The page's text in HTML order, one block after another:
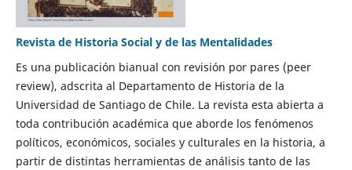
Revista de Historia Social y de las Mentalidades
Es una publicación bianual con revisión por pares (peer
review), adscrita al Departamento de Historia de la
Universidad de Santiago de Chile. La revista esta abierta a
toda contribución académica que aborde los fenómenos
políticos, económicos, sociales y culturales en la historia, a
partir de distintas herramientas de análisis tanto de las